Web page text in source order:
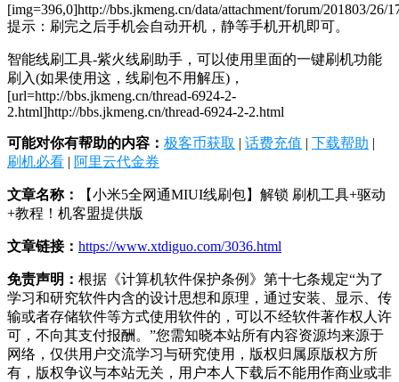
[img=396,0]http://bbs.jkmeng.cn/data/attachment/forum/201803/26/
提示：刷完之后手机会自动开机，静等手机开机即可。
智能线刷工具-紫火线刷助手，可以使用里面的一键刷机功能
刷入(如果使用这，线刷包不用解压)，
[url=http://bbs.jkmeng.cn/thread-6924-2-
2.html]http://bbs.jkmeng.cn/thread-6924-2-2.html
可能对你有帮助的内容： 极客币获取 | 话费充值 | 下载帮助 |
刷机必看 | 阿里云代金券
文章名称：
【小米5全网通MIUI线刷包】解锁 刷机工具+驱动
+教程！机客盟提供版
文章链接： https://www.xtdiguo.com/3036.html
免责声明： 根据《计算机软件保护条例》第十七条规定“为了
学习和研究软件内含的设计思想和原理，通过安装、显示、传
输或者存储软件等方式使用软件的，可以不经软件著作权人许
可，不向其支付报酬。”您需知晓本站所有内容资源均来源于
网络，仅供用户交流学习与研究使用，版权归属原版权方所
有，版权争议与本站无关，用户本人下载后不能用作商业或非